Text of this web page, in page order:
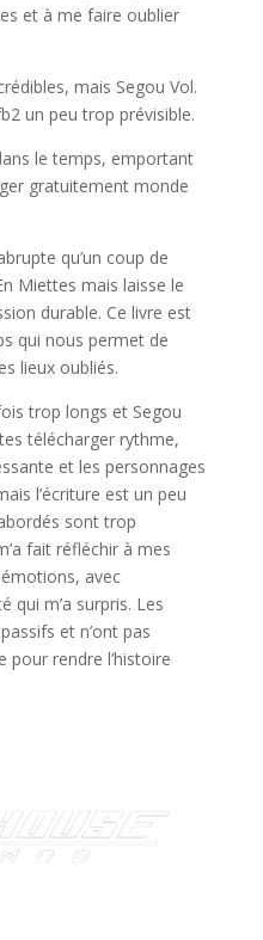
et à me faire oublier
mais Segou Vol.
un peu trop prévisible.
le temps, emportant
gratuitement monde
qu’un coup de
Miettes mais laisse le
durable. Ce livre est
qui nous permet de
lieux oubliés.
trop longs et Segou
télécharger rythme,
et les personnages
l’écriture est un peu
sont trop
fait réfléchir à mes
avec
qui m’a surpris. Les
et n’ont pas
pour rendre l’histoire